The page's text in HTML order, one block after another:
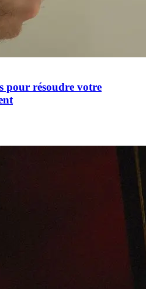
pour résoudre votre